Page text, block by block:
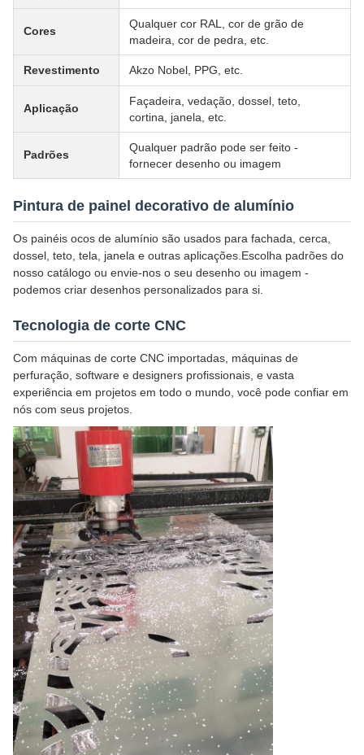
Cores
Qualquer cor RAL, cor de grão de
madeira, cor de pedra, etc.
Revestimento Akzo Nobel, PPG, etc.
Aplicação
Façadeira, vedação, dossel, teto,
cortina, janela, etc.
Padrões
Qualquer padrão pode ser feito -
fornecer desenho ou imagem
Pintura de painel decorativo de alumínio
Os painéis ocos de alumínio são usados para fachada, cerca,
dossel, teto, tela, janela e outras aplicações.Escolha padrões do
nosso catálogo ou envie-nos o seu desenho ou imagem -
podemos criar desenhos personalizados para si.
Tecnologia de corte CNC
Com máquinas de corte CNC importadas, máquinas de
perfuração, software e designers profissionais, e vasta
experiência em projetos em todo o mundo, você pode confiar em
nós com seus projetos.